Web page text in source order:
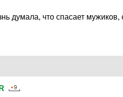
думала, что спасает мужиков,